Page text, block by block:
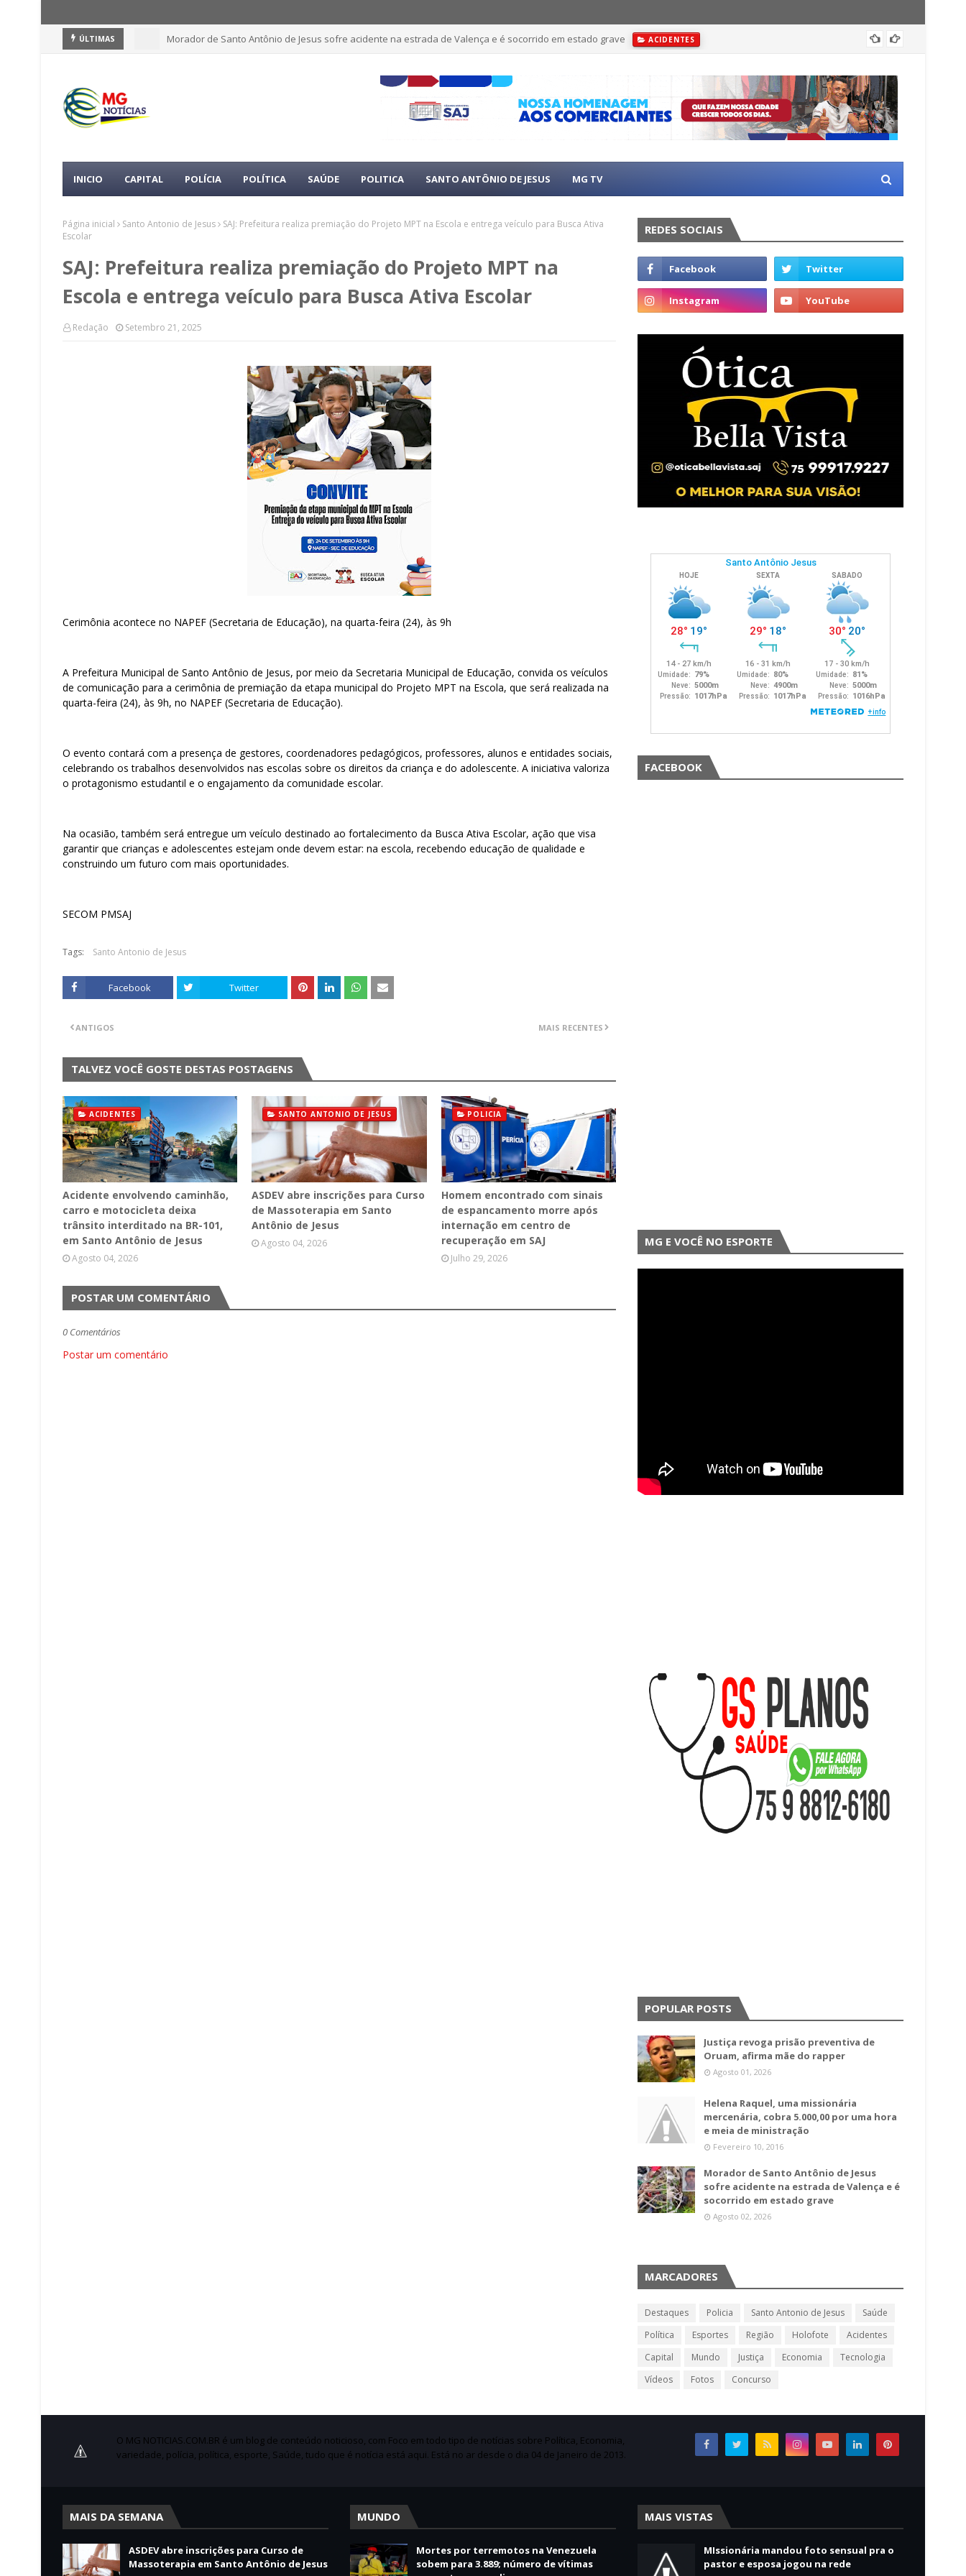
ÚLTIMAS Morador de Santo Antônio de Jesus sofre acidente na estrada de Valença e é socorrido em estado grave ACIDENTES
INICIO CAPITAL POLÍCIA POLÍTICA SAÚDE POLITICA SANTO ANTÔNIO DE JESUS MG TV
Página inicial Santo Antonio de Jesus
SAJ: Prefeitura realiza premiação do Projeto MPT na Escola e entrega veículo para Busca Ativa
Escolar
SAJ: Prefeitura realiza premiação do Projeto MPT na
Escola e entrega veículo para Busca Ativa Escolar
Redação Setembro 21, 2025
Cerimônia acontece no NAPEF (Secretaria de Educação), na quarta-feira (24), às 9h
A Prefeitura Municipal de Santo Antônio de Jesus, por meio da Secretaria Municipal de Educação, convida os veículos
de comunicação para a cerimônia de premiação da etapa municipal do Projeto MPT na Escola, que será realizada na
quarta-feira (24), às 9h, no NAPEF (Secretaria de Educação).
O evento contará com a presença de gestores, coordenadores pedagógicos, professores, alunos e entidades sociais,
celebrando os trabalhos desenvolvidos nas escolas sobre os direitos da criança e do adolescente. A iniciativa valoriza
o protagonismo estudantil e o engajamento da comunidade escolar.
Na ocasião, também será entregue um veículo destinado ao fortalecimento da Busca Ativa Escolar, ação que visa
garantir que crianças e adolescentes estejam onde devem estar: na escola, recebendo educação de qualidade e
construindo um futuro com mais oportunidades.
SECOM PMSAJ
Tags: Santo Antonio de Jesus
Facebook Twitter
MAIS RECENTES
ANTIGOS
TALVEZ VOCÊ GOSTE DESTAS POSTAGENS
ACIDENTES
Acidente envolvendo caminhão,
carro e motocicleta deixa
trânsito interditado na BR-101,
em Santo Antônio de Jesus
Agosto 04, 2026
SANTO ANTONIO DE JESUS
ASDEV abre inscrições para Curso
de Massoterapia em Santo
Antônio de Jesus
Agosto 04, 2026
POLICIA
Homem encontrado com sinais
de espancamento morre após
internação em centro de
recuperação em SAJ
Julho 29, 2026
POSTAR UM COMENTÁRIO
0 Comentários
Postar um comentário
REDES SOCIAIS
FACEBOOK
MG E VOCÊ NO ESPORTE
POPULAR POSTS
Justiça revoga prisão preventiva de
Oruam, afirma mãe do rapper
Agosto 01, 2026
Helena Raquel, uma missionária
mercenária, cobra 5.000,00 por uma hora
e meia de ministração
Fevereiro 10, 2016
Morador de Santo Antônio de Jesus
sofre acidente na estrada de Valença e é
socorrido em estado grave
Agosto 02, 2026
MARCADORES
Destaques Policia Santo Antonio de Jesus
Saúde
Política
Esportes Região Holofote
Acidentes
Capital
Mundo Justiça Economia
Tecnologia
Vídeos
Fotos Concurso
O MG NOTICIAS.COM.BR é um blog de conteúdo noticioso, com Foco em todo tipo de notícias sobre Política, Economia,
variedade, polícia, política, esporte, Saúde, tudo que é notícia está aqui. Está no ar desde o dia 04 de Janeiro de 2013.
MAIS DA SEMANA
ASDEV abre inscrições para Curso de
Massoterapia em Santo Antônio de Jesus
MUNDO
Mortes por terremotos na Venezuela
sobem para 3.889; número de vítimas
MAIS VISTAS
MIssionária mandou foto sensual pra o
pastor e esposa jogou na rede